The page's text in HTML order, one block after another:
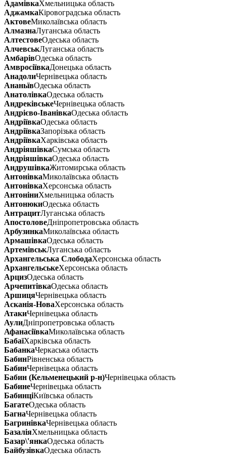
АдамівкаХмельницька область
АджамкаКіровоградська область
АктовеМиколаївська область
АлмазнаЛуганська область
АлтестовеОдеська область
АлчевськЛуганська область
АмбарівОдеська область
АмвросіївкаДонецька область
АнадолиЧернівецька область
АнаньївОдеська область
АнатолівкаОдеська область
АндреківськеЧернівецька область
Андрієво-ІванівкаОдеська область
АндріївкаОдеська область
АндріївкаЗапорізька область
АндріївкаХарківська область
АндріяшівкаСумська область
АндріяшівкаОдеська область
АндрушівкаЖитомирська область
АнтонівкаМиколаївська область
АнтонівкаХерсонська область
АнтоніниХмельницька область
АнтонюкиОдеська область
АнтрацитЛуганська область
АпостоловеДніпропетровська область
АрбузинкаМиколаївська область
АрмашівкаОдеська область
АртемівськЛуганська область
Архангельська СлободаХерсонська область
АрхангельськеХерсонська область
АрцизОдеська область
АрчепитівкаОдеська область
АршицяЧернівецька область
Асканія-НоваХерсонська область
АтакиЧернівецька область
АулиДніпропетровська область
АфанасіївкаМиколаївська область
БабаїХарківська область
БабанкаЧеркаська область
БабинРівненська область
БабинЧернівецька область
Бабин (Кельменецький р-н)Чернівецька область
БабинеЧернівецька область
БабинціКиївська область
БагатеОдеська область
БагнаЧернівецька область
БагринівкаЧернівецька область
БазаліяХмельницька область
Базар\'янкаОдеська область
БайбузівкаОдеська область